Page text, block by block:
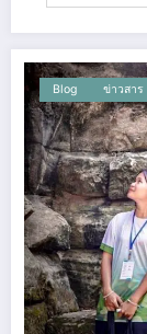
Blog ข่าวสาร